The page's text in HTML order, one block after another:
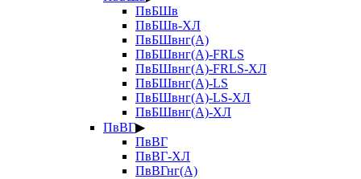
ПвБШв
ПвБШв-ХЛ
ПвБШвнг(А)
ПвБШвнг(А)-FRLS
ПвБШвнг(А)-FRLS-ХЛ
ПвБШвнг(А)-LS
ПвБШвнг(А)-LS-ХЛ
ПвБШвнг(А)-ХЛ
ПвВГ▶
ПвВГ
ПвВГ-ХЛ
ПвВГнг(А)